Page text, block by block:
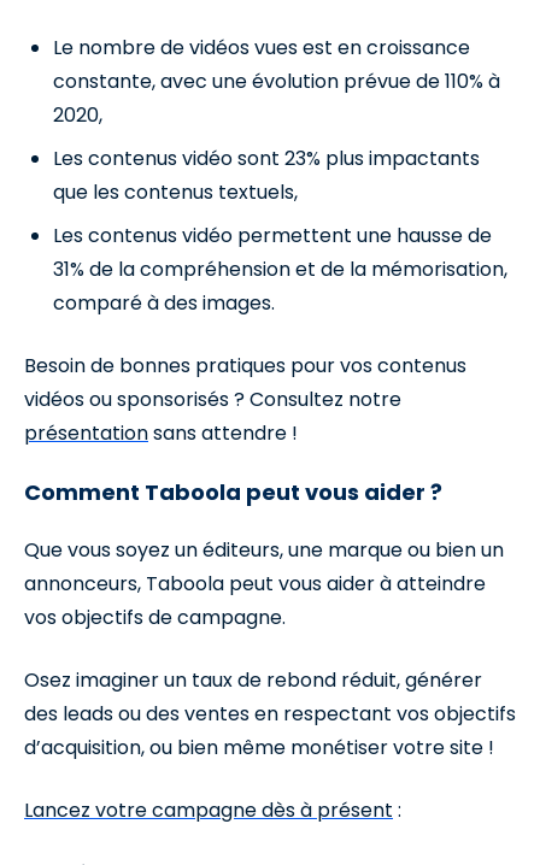
Le nombre de vidéos vues est en croissance
constante, avec une évolution prévue de 110% à
2020,
Les contenus vidéo sont 23% plus impactants
que les contenus textuels,
Les contenus vidéo permettent une hausse de
31% de la compréhension et de la mémorisation,
comparé à des images.
Besoin de bonnes pratiques pour vos contenus
vidéos ou sponsorisés ? Consultez notre
présentationsans attendre !
Comment Taboola peut vous aider ?
Que vous soyez un éditeurs, une marque ou bien un
annonceurs, Taboola peut vous aider à atteindre
vos objectifs de campagne.
Osez imaginer un taux de rebond réduit, générer
des leads ou des ventes en respectant vos objectifs
d’acquisition, ou bien même monétiser votre site !
Lancez votre campagne dès à présent :